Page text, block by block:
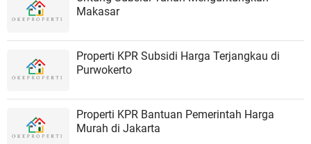
Makasar
Properti KPR Subsidi Harga Terjangkau di
Purwokerto
Properti KPR Bantuan Pemerintah Harga
Murah di Jakarta